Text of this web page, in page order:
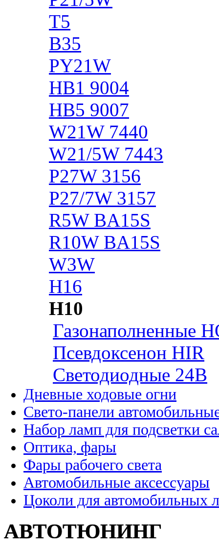
T5
B35
PY21W
HB1 9004
HB5 9007
W21W 7440
W21/5W 7443
P27W 3156
P27/7W 3157
R5W BA15S
R10W BA15S
W3W
H16
H10
Газонаполненные
Псевдоксенон HIR
Cветодиодные 24B
Дневные ходовые огни
Свето-панели
Набор ламп для подсветки
Оптика, фары
Фары рабочего света
Автомобильные аксессуары
Цоколи для автомобильных
АВТОТЮНИНГ